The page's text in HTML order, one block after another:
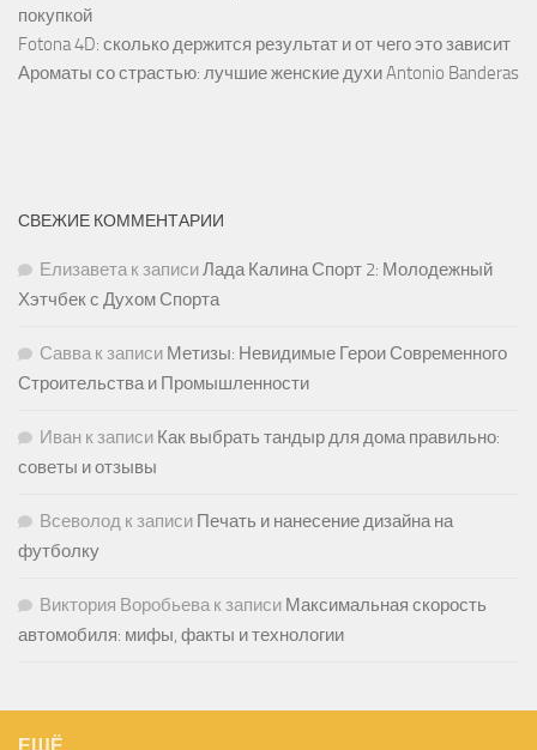
покупкой
Fotona 4D: сколько держится результат и от чего это зависит
Ароматы со страстью: лучшие женские духи Antonio Banderas
СВЕЖИЕ КОММЕНТАРИИ
Елизаветак записиЛада Калина Спорт 2: Молодежный
Хэтчбек с Духом Спорта
Саввак записи Метизы: Невидимые Герои Современного
Строительства и Промышленности
Иван к записи Как выбрать тандыр для дома правильно:
советы и отзывы
Всеволод к записи Печать и нанесение дизайна на
футболку
Виктория Воробьевак записи Максимальная скорость
автомобиля: мифы, факты и технологии